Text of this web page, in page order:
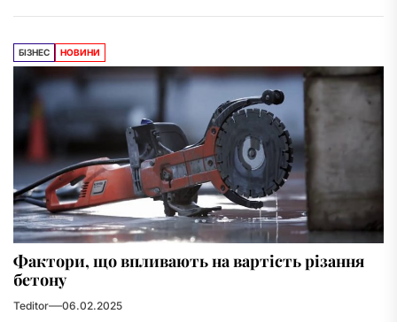
БІЗНЕС НОВИНИ
Фактори, що впливають на вартість різання
бетону
Teditor 06.02.2025